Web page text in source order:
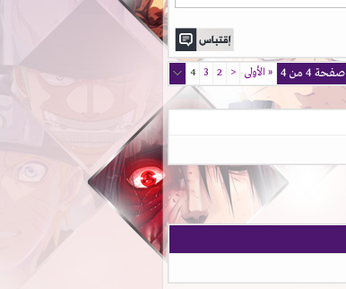
صفحة 4 من 4 « الأولى <
2
3
4